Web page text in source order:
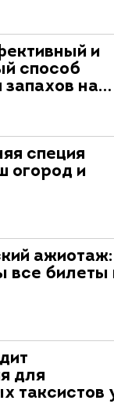
и
способ
запахов на…
специя
огород и
ажиотаж:
все билеты
для
таксистов